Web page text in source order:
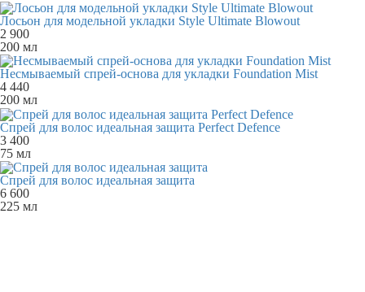
Лосьон для модельной укладки Style Ultimate Blowout
2 900
200 мл
Несмываемый спрей-основа для укладки Foundation Mist
4 440
200 мл
Спрей для волос идеальная защита Perfect Defence
3 400
75 мл
Спрей для волос идеальная защита
6 600
225 мл